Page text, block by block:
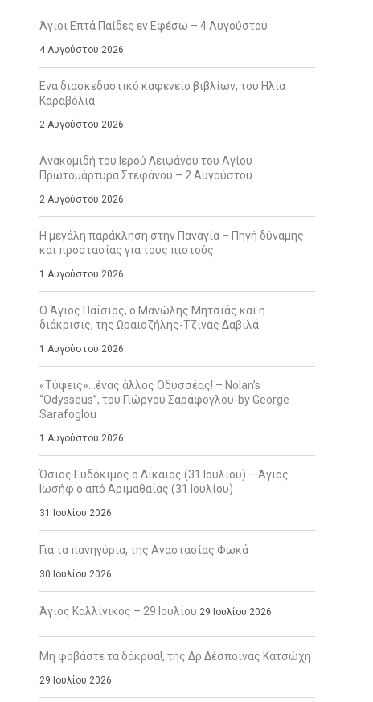
Άγιοι Επτά Παίδες εν Εφέσω – 4 Αυγούστου
4 Αυγούστου 2026
Ενα διασκεδαστικό καφενείο βιβλίων, του Ηλία
Καραβόλια
2 Αυγούστου 2026
Ανακομιδή του Ιερού Λειψάνου του Αγίου
Πρωτομάρτυρα Στεφάνου – 2 Αυγούστου
2 Αυγούστου 2026
Η μεγάλη παράκληση στην Παναγία – Πηγή δύναμης
και προστασίας για τους πιστούς
1 Αυγούστου 2026
Ο Άγιος Παΐσιος, ο Μανώλης Μητσιάς και η
διάκρισις, της Ωραιοζήλης-Τζίνας Δαβιλά
1 Αυγούστου 2026
«Τύψεις»…ένας άλλος Οδυσσέας! – Nolan’s
“Odysseus”, του Γιώργου Σαράφογλου-by George
Sarafoglou
1 Αυγούστου 2026
Όσιος Ευδόκιμος ο Δίκαιος (31 Ιουλίου) – Άγιος
Ιωσήφ ο από Αριμαθαίας (31 Ιουλίου)
31 Ιουλίου 2026
Για τα πανηγύρια, της Αναστασίας Φωκά
30 Ιουλίου 2026
Άγιος Καλλίνικος – 29 Ιουλίου 29 Ιουλίου 2026
Μη φοβάστε τα δάκρυα!, της Δρ Δέσποινας Κατσώχη
29 Ιουλίου 2026